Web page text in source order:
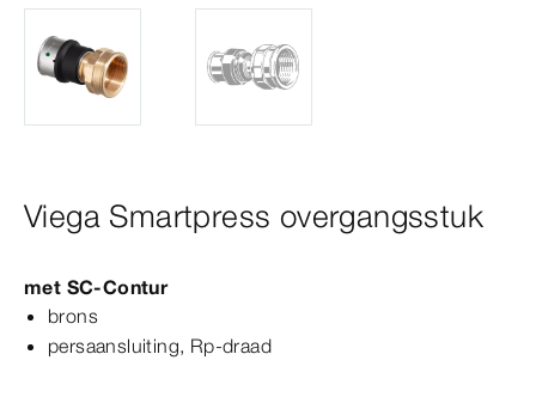
Viega Smartpress overgangsstuk
met SC‑Contur
brons
persaansluiting, Rp-​draad